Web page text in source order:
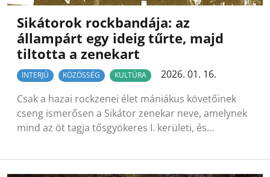
Sikátorok rockbandája: az
állampárt egy ideig tűrte, majd
tiltotta a zenekart
INTERJÚ KÖZÖSSÉG KULTÚRA
2026. 01. 16.
Csak a hazai rockzenei élet mániákus követőinek
cseng ismerősen a Sikátor zenekar neve, amelynek
mind az öt tagja tősgyökeres I. kerületi, és…